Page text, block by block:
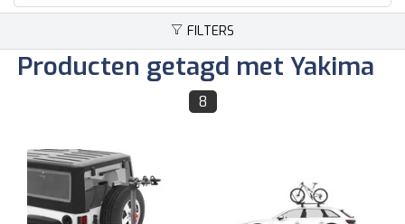
FILTERS
Producten getagd met Yakima
8